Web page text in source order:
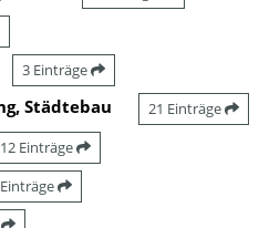
3 Einträge
Städtebau 21 Einträge
12 Einträge